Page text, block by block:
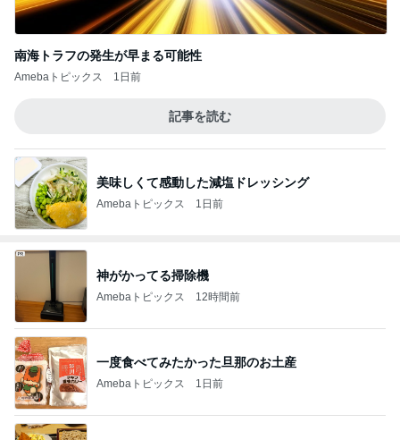
南海トラフの発生が早まる可能性
Amebaトピックス 1日前
記事を読む
美味しくて感動した減塩ドレッシング
Amebaトピックス 1日前
神がかってる掃除機
Amebaトピックス 12時間前
一度食べてみたかった旦那のお土産
Amebaトピックス 1日前